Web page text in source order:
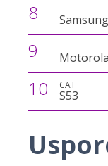
8
9
10 CAT
S53